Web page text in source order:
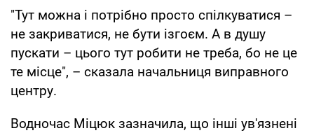
"Тут можна і потрібно просто спілкуватися –
не закриватися, не бути ізгоєм. А в душу
пускати – цього тут робити не треба, бо не це
те місце", – сказала начальниця виправного
центру.
Водночас Міцюк зазначила, що інші ув'язнені